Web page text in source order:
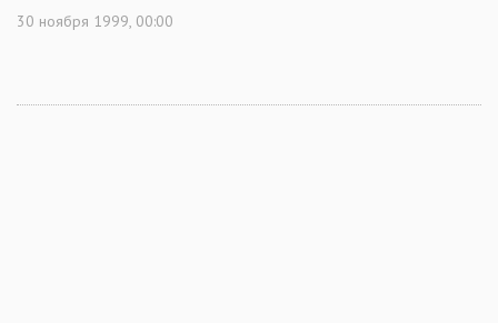
30 ноября 1999, 00:00